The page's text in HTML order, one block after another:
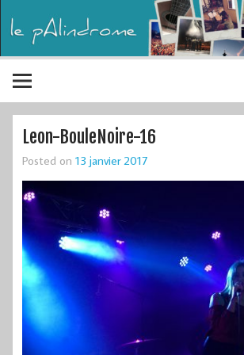
Leon-BouleNoire-16
Posted on 13 janvier 2017